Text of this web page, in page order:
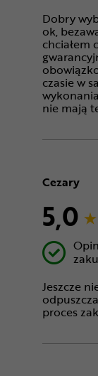
Dobry
ok,
chciałem
czasie w
nie mają
Cezary
5,0
Jeszcze
proces